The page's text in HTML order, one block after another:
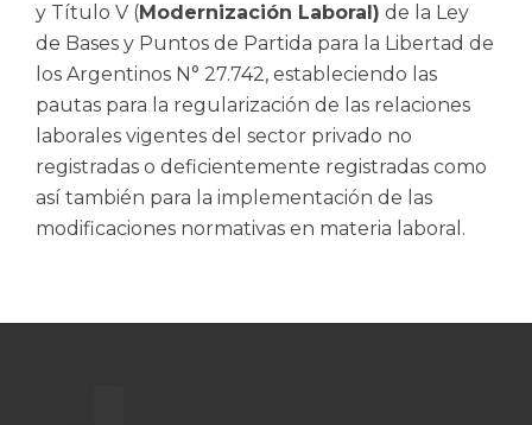
y Título V (Modernización Laboral) de la Ley
de Bases y Puntos de Partida para la Libertad de
los Argentinos N° 27.742, estableciendo las
pautas para la regularización de las relaciones
laborales vigentes del sector privado no
registradas o deficientemente registradas como
así también para la implementación de las
modificaciones normativas en materia laboral.